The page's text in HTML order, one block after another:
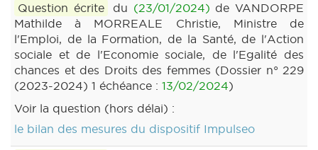
Question écrite du (23/01/2024) de VANDORPE
Mathilde à MORREALE Christie, Ministre de
l'Emploi, de la Formation, de la Santé, de l'Action
sociale et de l'Economie sociale, de l'Egalité des
chances et des Droits des femmes (Dossier n° 229
(2023-2024) 1 échéance : 13/02/2024)
Voir la question (hors délai) :
le bilan des mesures du dispositif Impulseo